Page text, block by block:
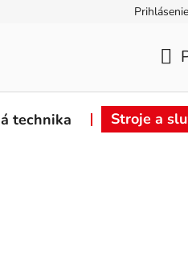
Záručné
Prihlásenie
technika Stroje a